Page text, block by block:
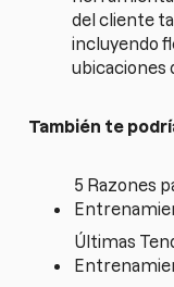
del cliente
incluyendo
ubicaciones
También te
5 Razones
Últimas